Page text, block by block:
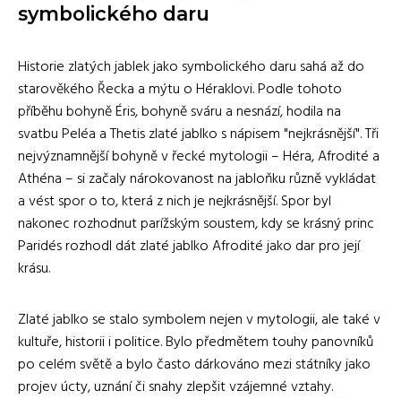
symbolického daru
Historie zlatých jablek jako symbolického daru sahá až do
starověkého Řecka a mýtu o Héraklovi. Podle tohoto
příběhu bohyně Éris, bohyně sváru a nesnází, hodila na
svatbu Peléa a Thetis zlaté jablko s nápisem "nejkrásnější". Tři
nejvýznamnější bohyně v řecké mytologii – Héra, Afrodité a
Athéna – si začaly nárokovanost na jabloňku různě vykládat
a vést spor o to, která z nich je nejkrásnější. Spor byl
nakonec rozhodnut parížským soustem, kdy se krásný princ
Paridés rozhodl dát zlaté jablko Afrodité jako dar pro její
krásu.
Zlaté jablko se stalo symbolem nejen v mytologii, ale také v
kultuře, historii i politice. Bylo předmětem touhy panovníků
po celém světě a bylo často dárkováno mezi státníky jako
projev úcty, uznání či snahy zlepšit vzájemné vztahy.